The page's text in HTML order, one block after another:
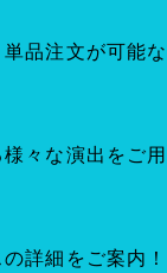
品注文が可能な
々な演出をご用
詳細をご案内！